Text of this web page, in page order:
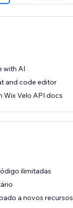
with AI
and code editor
Wix Velo API docs
ilimitadas
a novos recursos